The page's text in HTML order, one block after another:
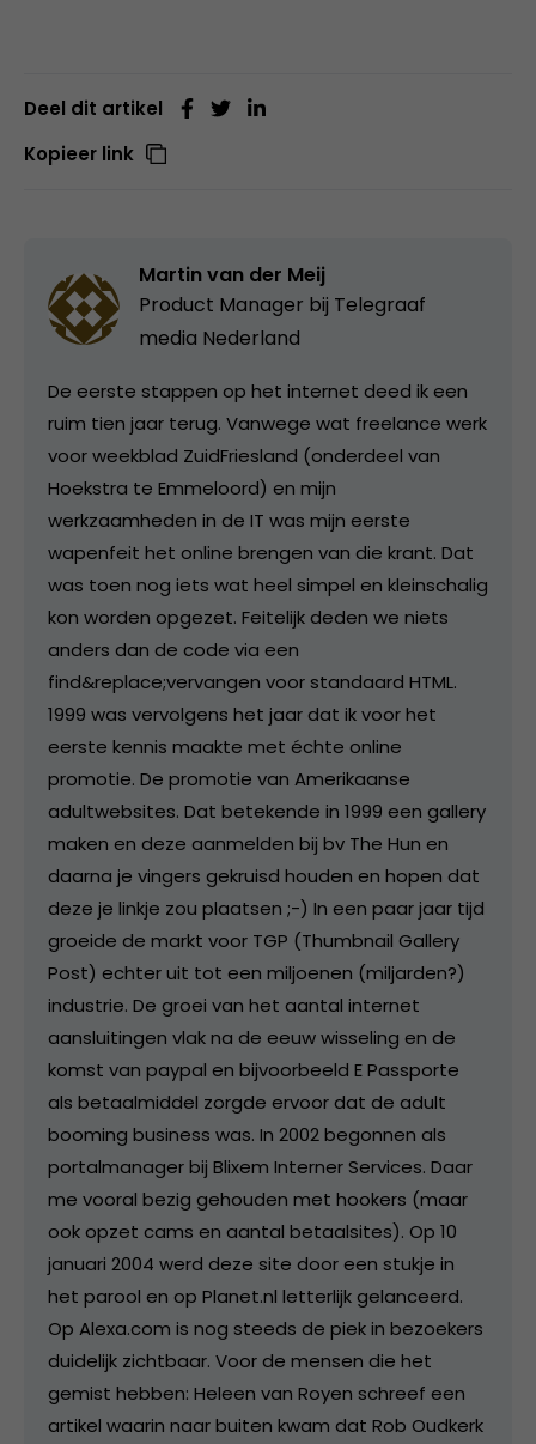
Deel dit artikel
Kopieer link
Martin van der Meij
Product Manager bij Telegraaf
media Nederland
De eerste stappen op het internet deed ik een
ruim tien jaar terug. Vanwege wat freelance werk
voor weekblad ZuidFriesland (onderdeel van
Hoekstra te Emmeloord) en mijn
werkzaamheden in de IT was mijn eerste
wapenfeit het online brengen van die krant. Dat
was toen nog iets wat heel simpel en kleinschalig
kon worden opgezet. Feitelijk deden we niets
anders dan de code via een
find&replace;vervangen voor standaard HTML.
1999 was vervolgens het jaar dat ik voor het
eerste kennis maakte met échte online
promotie. De promotie van Amerikaanse
adultwebsites. Dat betekende in 1999 een gallery
maken en deze aanmelden bij bv The Hun en
daarna je vingers gekruisd houden en hopen dat
deze je linkje zou plaatsen ;-) In een paar jaar tijd
groeide de markt voor TGP (Thumbnail Gallery
Post) echter uit tot een miljoenen (miljarden?)
industrie. De groei van het aantal internet
aansluitingen vlak na de eeuw wisseling en de
komst van paypal en bijvoorbeeld E Passporte
als betaalmiddel zorgde ervoor dat de adult
booming business was. In 2002 begonnen als
portalmanager bij Blixem Interner Services. Daar
me vooral bezig gehouden met hookers (maar
ook opzet cams en aantal betaalsites). Op 10
januari 2004 werd deze site door een stukje in
het parool en op Planet.nl letterlijk gelanceerd.
Op Alexa.com is nog steeds de piek in bezoekers
duidelijk zichtbaar. Voor de mensen die het
gemist hebben: Heleen van Royen schreef een
artikel waarin naar buiten kwam dat Rob Oudkerk